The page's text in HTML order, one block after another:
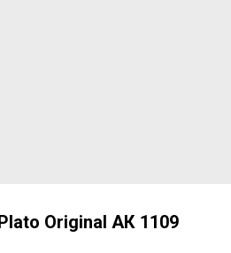
Original АК 1109